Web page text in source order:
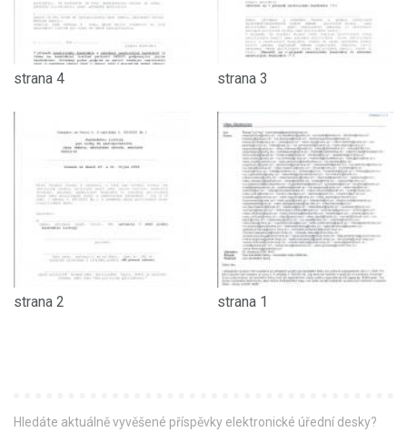
strana 4 strana 3
strana 2 strana 1
Hledáte aktuálně vyvěšené příspěvky elektronické úřední desky?